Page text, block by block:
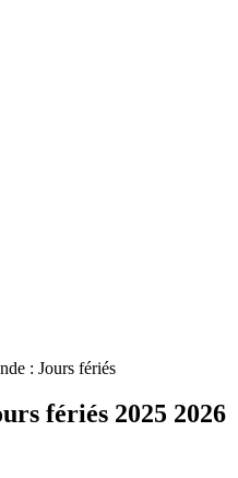
: Jours fériés
fériés 2025 2026